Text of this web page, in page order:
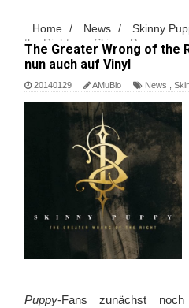
Home / News / Skinny
the Right von Skinny Puppy nun
The Greater Wrong of the
nun auch auf Vinyl
20140129 AMuBlo News
Puppy-Fans zunächst noch